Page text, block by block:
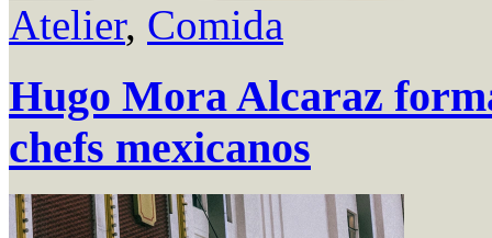
Atelier, Comida
Hugo Mora Alcaraz
chefs mexicanos